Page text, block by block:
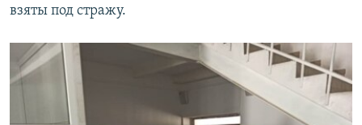
взяты под стражу.